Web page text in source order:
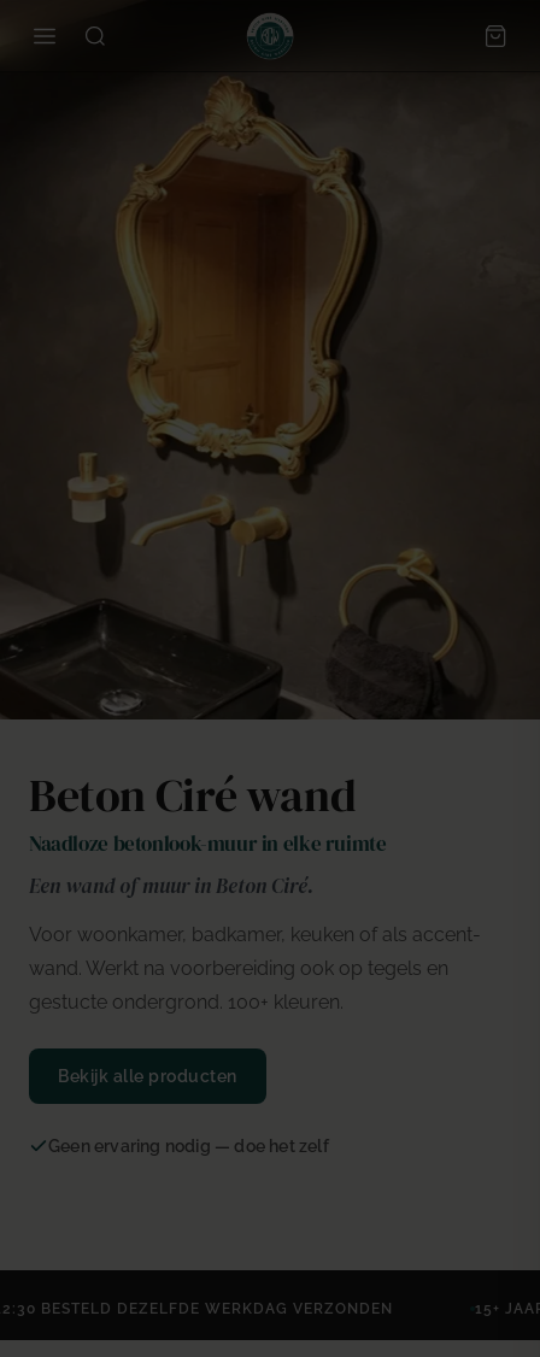
Beton Ciré wand
Naadloze betonlook-muur in elke ruimte
Een wand of muur in Beton Ciré.
Voor woonkamer, badkamer, keuken of als accent-
wand. Werkt na voorbereiding ook op tegels en
gestucte ondergrond. 100+ kleuren.
Bekijk alle producten
Geen ervaring nodig — doe het zelf
DEZELFDE WERKDAG VERZONDEN 15+ JAAR